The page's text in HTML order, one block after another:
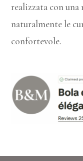
realizzata con una
naturalmente le
confortevole.